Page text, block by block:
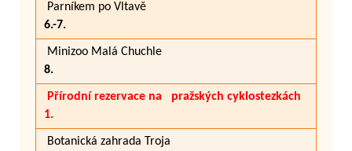
Parníkem po Vltavě
6.-7.
Minizoo Malá Chuchle
8.
Přírodní rezervace na pražských cyklostezkách
1.
Botanická zahrada Troja